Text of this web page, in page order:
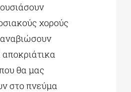
χορούς
αποκριάτικα
θα μας
στο πνεύμα